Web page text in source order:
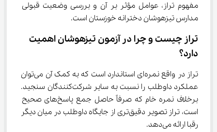
مفهوم تراز، عوامل مؤثر بر آن و بررسی وضعیت قبولی
مدارس تیزهوشان دخترانه خوزستان است.
تراز چیست و چرا در آزمون تیزهوشان اهمیت
دارد؟
تراز در واقع نمره‌ای استاندارد است که به کمک آن می‌توان
عملکرد داوطلب را نسبت به سایر شرکت‌کنندگان سنجید.
برخلاف نمره خام که صرفاً حاصل جمع پاسخ‌های صحیح
است، تراز تصویر دقیق‌تری از جایگاه داوطلب در میان دیگر
رقبا ارائه می‌دهد.